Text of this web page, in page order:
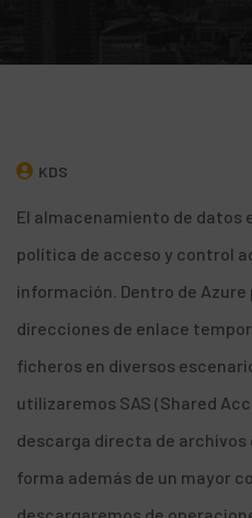
KDS
El almacenamiento de datos
política de acceso y control
información. Dentro de
direcciones de enlace
ficheros en diversos
utilizaremos SAS (Shared
descarga directa de archivos
forma además de un mayor